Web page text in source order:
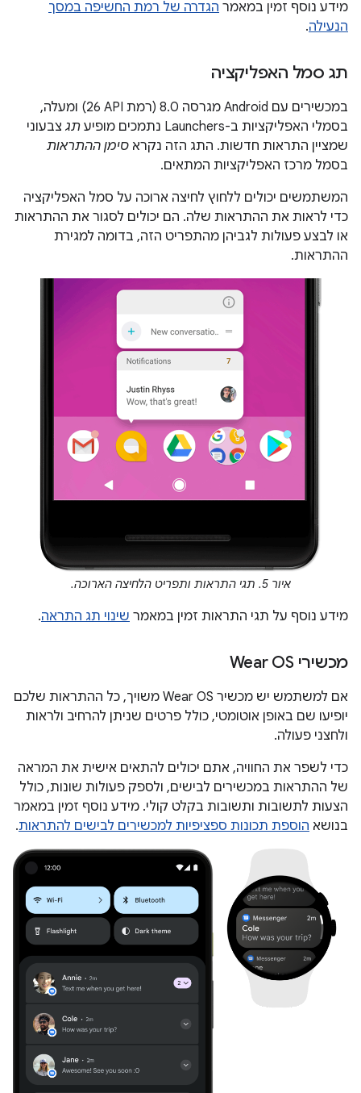
מידע נוסף זמין במאמר הגדרה של רמת החשיפה במסך
הנעילה.
תג סמל האפליקציה
במכשירים עם Android מגרסה 8.0 (רמת API‏ 26) ומעלה,
בסמלי האפליקציות ב-Launchers נתמכים מופיע
תג צבעוני
שמציין התראות חדשות. התג הזה נקרא סימן ההתראות
בסמל מרכז האפליקציות המתאים.
המשתמשים יכולים ללחוץ לחיצה ארוכה על סמל האפליקציה
כדי לראות את ההתראות שלה. הם יכולים לסגור את ההתראות
או לבצע פעולות לגביהן מהתפריט הזה, בדומה למגירת
ההתראות.
איור 5. תגי התראות ותפריט הלחיצה הארוכה.
מידע נוסף על תגי התראות זמין במאמר שינוי תג התראה.
מכשירי Wear OS
אם למשתמש יש מכשיר Wear OS משויך, כל ההתראות שלכם
יופיעו שם באופן אוטומטי, כולל פרטים שניתן להרחיב ולראות
ולחצני פעולה.
כדי לשפר את החוויה, אתם יכולים להתאים אישית את המראה
של ההתראות במכשירים לבישים, ולספק פעולות שונות, כולל
הצעות לתשובות ותשובות בקלט קולי. מידע נוסף זמין במאמר
בנושא הוספת תכונות ספציפיות למכשירים לבישים להתראות.